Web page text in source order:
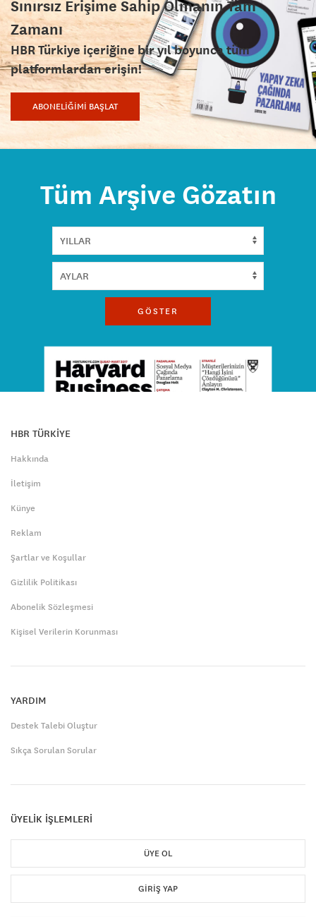
Sınırsız Erişime Sahip Olmanın Tam
Zamanı
HBR Türkiye içeriğine bir yıl boyunca tüm
platformlardan erişin!
ABONELİĞİMİ BAŞLAT
Tüm Arşive Gözatın
GÖSTER
HBR TÜRKİYE
Hakkında
İletişim
Künye
Reklam
Şartlar ve Koşullar
Gizlilik Politikası
Abonelik Sözleşmesi
Kişisel Verilerin Korunması
YARDIM
Destek Talebi Oluştur
Sıkça Sorulan Sorular
ÜYELİK İŞLEMLERİ
ÜYE OL
GIRIŞ YAP